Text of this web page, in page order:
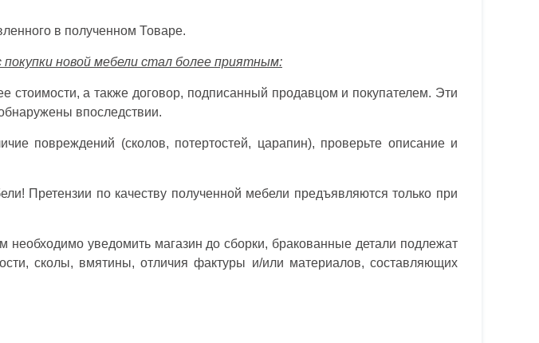
в полученном Товаре.
новой мебели стал более приятным:
стоимости, а также договор, подписанный продавцом и покупателем. Эти
впоследствии.
повреждений (сколов, потертостей, царапин), проверьте описание и
Претензии по качеству полученной мебели предъявляются только при
уведомить магазин до сборки, бракованные детали подлежат
сколы, вмятины, отличия фактуры и/или материалов, составляющих